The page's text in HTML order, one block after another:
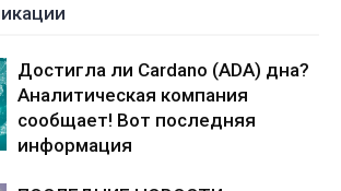
Достигла ли Cardano (ADA) дна?
Аналитическая компания
сообщает! Вот последняя
информация